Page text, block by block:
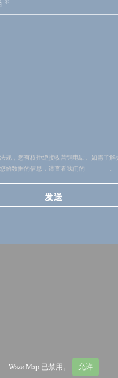
规，您有权拒绝接收营销电话。如需了解
的数据的信息，请查看我们的
。
Waze Map 已禁用。 允许